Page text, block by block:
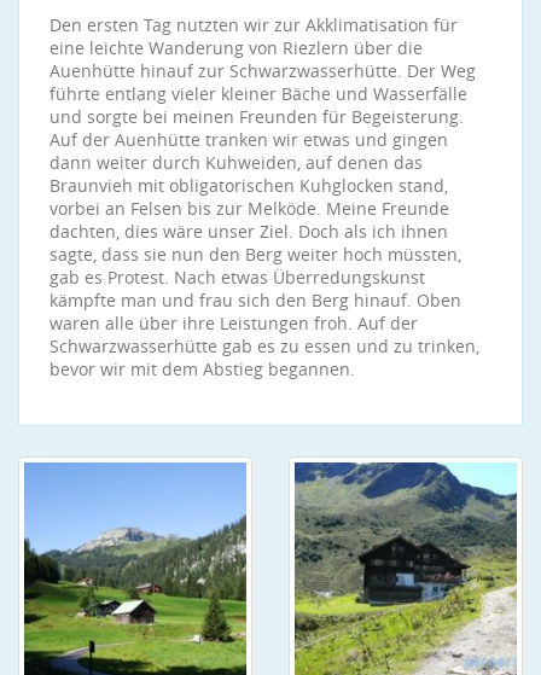
Den ersten Tag nutzten wir zur Akklimatisation für
eine leichte Wanderung von Riezlern über die
Auenhütte hinauf zur Schwarzwasserhütte. Der Weg
führte entlang vieler kleiner Bäche und Wasserfälle
und sorgte bei meinen Freunden für Begeisterung.
Auf der Auenhütte tranken wir etwas und gingen
dann weiter durch Kuhweiden, auf denen das
Braunvieh mit obligatorischen Kuhglocken stand,
vorbei an Felsen bis zur Melköde. Meine Freunde
dachten, dies wäre unser Ziel. Doch als ich ihnen
sagte, dass sie nun den Berg weiter hoch müssten,
gab es Protest. Nach etwas Überredungskunst
kämpfte man und frau sich den Berg hinauf. Oben
waren alle über ihre Leistungen froh. Auf der
Schwarzwasserhütte gab es zu essen und zu trinken,
bevor wir mit dem Abstieg begannen.